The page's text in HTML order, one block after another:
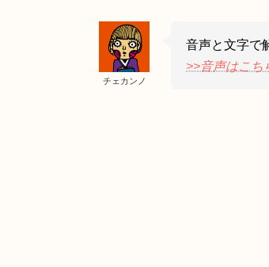
チェカンノ
音声と文字で
>>音声はこち